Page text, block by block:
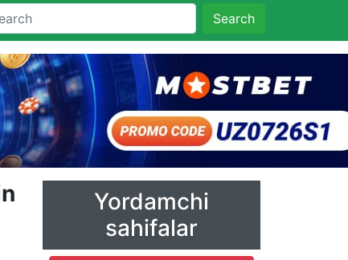
Search
Yordamchi
sahifalar